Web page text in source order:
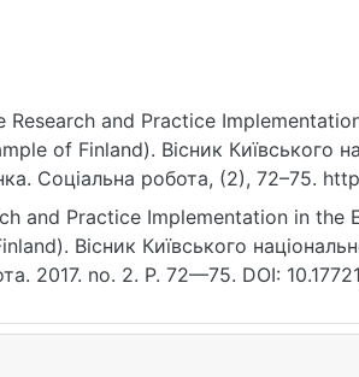
Research and Practice
of Finland). Вісник Київського
Соціальна робота, (2), 72–75.
and Practice Implementation in the
Вісник Київського
2017. no. 2. P. 72—75. DOI: